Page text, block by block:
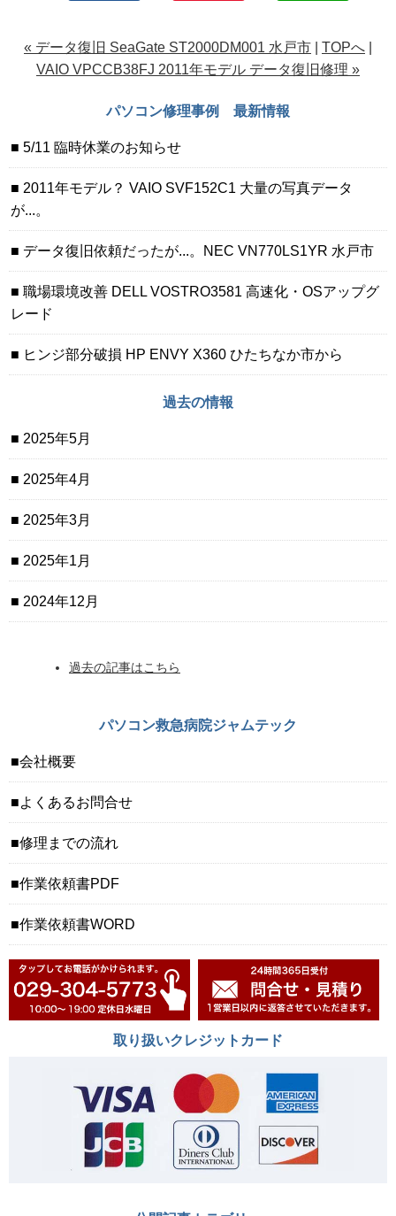
« データ復旧 SeaGate ST2000DM001 水戸市 TOPへ
VAIO VPCCB38FJ 2011年モデル データ復旧修理 »
パソコン修理事例 最新情報
5/11 臨時休業のお知らせ
2011年モデル？ VAIO SVF152C1 大量の写真データ
が...。
データ復旧依頼だったが...。NEC VN770LS1YR 水戸市
職場環境改善 DELL VOSTRO3581 高速化・OSアップグ
レード
ヒンジ部分破損 HP ENVY X360 ひたちなか市から
過去の情報
2025年5月
2025年4月
2025年3月
2025年1月
2024年12月
過去の記事はこちら
パソコン救急病院ジャムテック
会社概要
よくあるお問合せ
修理までの流れ
作業依頼書PDF
作業依頼書WORD
取り扱いクレジットカード